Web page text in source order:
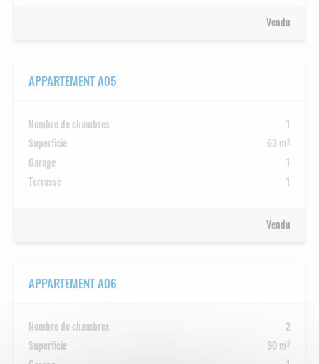
Vendu
APPARTEMENT A05
Nombre de chambres
1
Superficie
63 m²
Garage
1
Terrasse
1
Vendu
APPARTEMENT A06
Nombre de chambres
2
Superficie
90 m²